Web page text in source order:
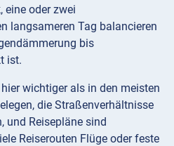
eine oder zwei
langsameren Tag balancieren
bis
ist.
wichtiger als in den meisten
die Straßenverhältnisse
und Reisepläne sind
Reiserouten Flüge oder feste